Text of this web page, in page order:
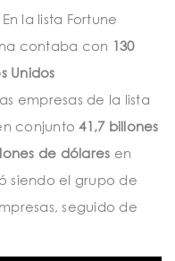
la lista Fortune
contaba con 130
Unidos
empresas de la lista
conjunto41,7 billones
de dólares en
siendo el grupo de
seguido de